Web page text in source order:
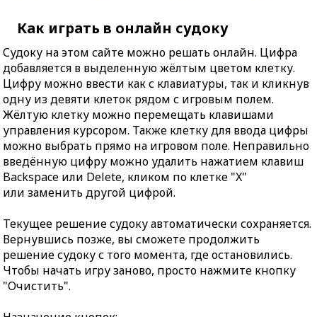
Как играть в онлайн судоку
Судоку на этом сайте можно решать онлайн. Цифра
добавляется в выделенную жёлтым цветом клетку.
Цифру можно ввести как с клавиатуры, так и кликнув
одну из девяти клеток рядом с игровым полем.
Жёлтую клетку можно перемещать клавишами
управления курсором. Также клетку для ввода цифры
можно выбрать прямо на игровом поле. Неправильно
введённую цифру можно удалить нажатием клавиш
Backspace или Delete, кликом по клетке "X"
или заменить другой цифрой.
Текущее решение судоку автоматически сохраняется.
Вернувшись позже, вы сможете продолжить
решение судоку с того момента, где остановились.
Чтобы начать игру заново, просто нажмите кнопку
"Очистить".